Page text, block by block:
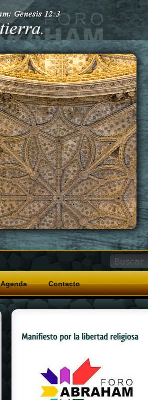
Agenda Contacto